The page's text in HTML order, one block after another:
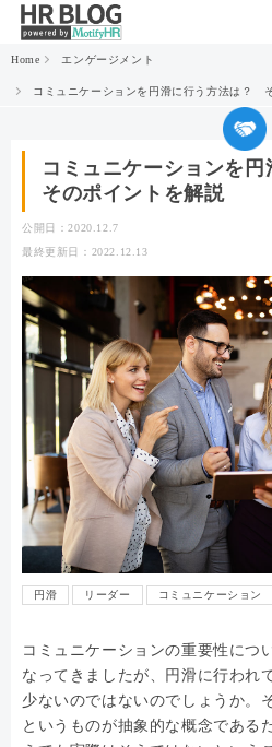
Home エンゲージメント
コミュニケーションを円滑に行う方法は？
コミュニケーションを
そのポイントを解説
公開日：2020.12.7
最終更新日：2022.12.13
円滑 リーダー コミュニケーション
コミュニケーションの重要性につ
なってきましたが、円滑に行われ
少ないのではないのでしょうか。
というものが抽象的な概念である